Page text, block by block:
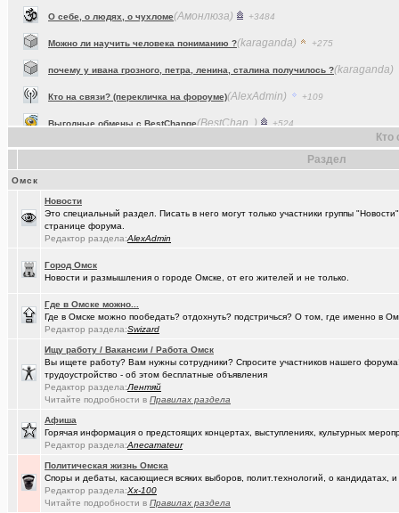
Можно ли научить человека пониманию ? (karaganda)
почему у ивана грозного, петра, ленина, сталина получилось ?
Кто на связи? (перекличка на фороуме)(AlexAdmin) +109
Выгодные обмены с BestChange(BestChan..) +524
Что вы слушаете в данный момент (часть 2)?(dj_Master) +15190
(Baryga i..)
Технические работы на форуме
Составить родословную по документам госархивов
Смысл жизни и наука
Ваш топ исполнителей?(Kebbos) +1
Респираторы и маски...Время пришло? Короновирус уже в Омске(cherms)
СИМ(Aljexeй) +2
НЕ рекомендую из посл, просмотренного мной
Рекомендую из посл, просмотренного мной
Глубокий разряд тягового аккумулятора (Phandorin)
_Автообъявления. Покупка / продажа авто.
Раздел
Омск
Новости
Это специальный раздел. Писать в него могут только участники группы
странице форума.
Редактор раздела:AlexAdmin
Город Омск
Новости и размышления о городе Омске, от его жителей и не только.
Где в Омске можно...
Где в Омске можно пообедать? отдохнуть? подстричься? О том, где именно в
Редактор раздела:Swizard
Ищу работу / Вакансии / Работа Омск
Вы ищете работу? Вам нужны сотрудники? Спросите участников нашего
трудоустройство - об этом бесплатные объявления
Редактор раздела:Лентяй
Читайте подробности в Правилах раздела
Афиша
Горячая информация о предстоящих концертах, выступлениях, культурных
Редактор раздела:Anecamateur
Политическая жизнь Омска
Споры и дебаты, касающиеся всяких выборов, полит.технологий, о кандидатах,
Редактор раздела:Xx-100
Читайте подробности в Правилах раздела